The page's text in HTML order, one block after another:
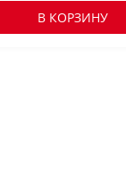
В КОРЗИНУ